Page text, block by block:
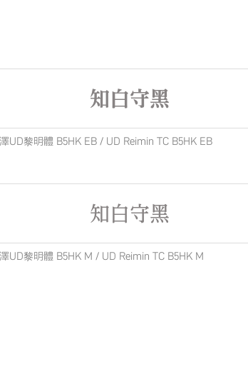
知白守黑
UD黎明體 B5HK EB / UD Reimin TC B5HK EB
知白守黑
UD黎明體 B5HK M / UD Reimin TC B5HK M